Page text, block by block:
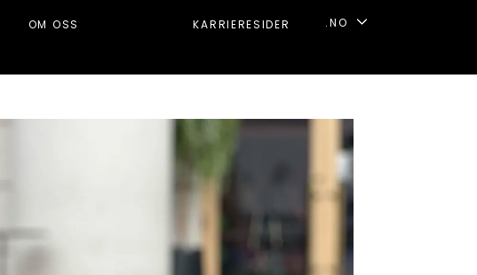
OM OSS KARRIERESIDER .NO